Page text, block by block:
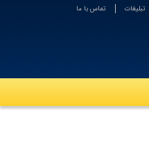
تبلیغات تماس با ما